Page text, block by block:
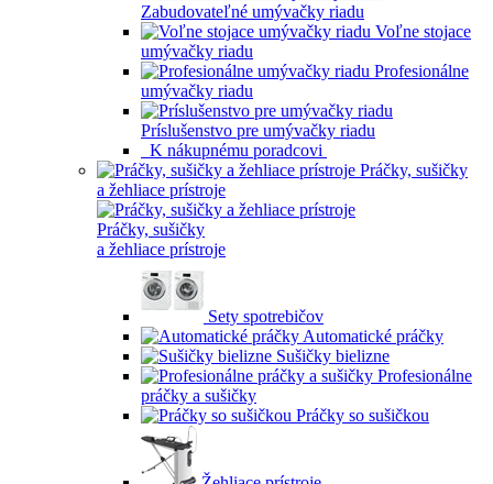
Zabudovateľné umývačky riadu
Voľne stojace
umývačky riadu
Profesionálne
umývačky riadu
Príslušenstvo pre umývačky riadu
K nákupnému poradcovi
Práčky, sušičky
a žehliace prístroje
Práčky, sušičky
a žehliace prístroje
Sety spotrebičov
Automatické práčky
Sušičky bielizne
Profesionálne
práčky a sušičky
Práčky so sušičkou